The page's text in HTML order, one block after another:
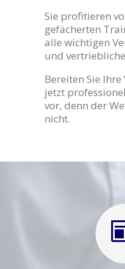
Sie profitieren
gefächerten
alle wichtigen
und
Bereiten Sie
jetzt
vor, denn der
nicht.